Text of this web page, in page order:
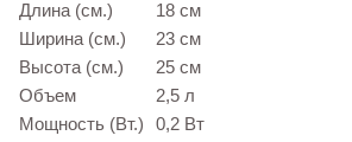
Длина (см.)
18 см
Ширина (см.)
23 см
Высота (см.)
25 см
Объем
2,5 л
Мощность (Вт.)
0,2 Вт